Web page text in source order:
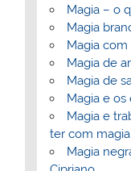
Magia – o
Magia
Magia com
Magia de
Magia de
Magia e
Magia e
ter com
Magia